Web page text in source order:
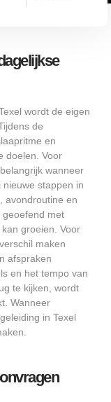
wordt de eigen
de
en
doelen. Voor
wanneer
stappen in
avondroutine en
geoefend met
groeien. Voor
maken
afspraken
en het tempo van
te kijken, wordt
Wanneer
in Texel